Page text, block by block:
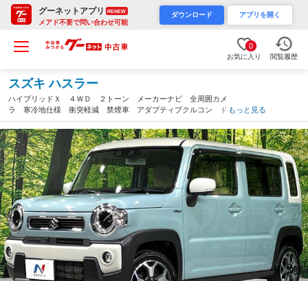
グーネットアプリ RENEW
メアド不要で問い合わせ可能
ダウンロード アプリを開く
0
お気に入り 閲覧履歴
スズキ ハスラー
ハイブリッドＸ ４ＷＤ ２トーン メーカーナビ 全周囲カメ
ラ 寒冷地仕様 衝突軽減 禁煙車 アダプティブクルコン ドラ
レコ コーナーセンサー スマートキー ＬＥＤヘッド・フォグ
純正１５インチＡＷ オートハイビーム（北海道）
もっと見る